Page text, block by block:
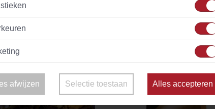
afwijzen Selectie toestaan Alles accepteren